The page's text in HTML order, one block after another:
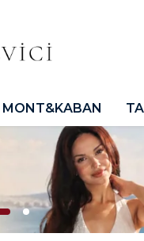
MONT&KABAN